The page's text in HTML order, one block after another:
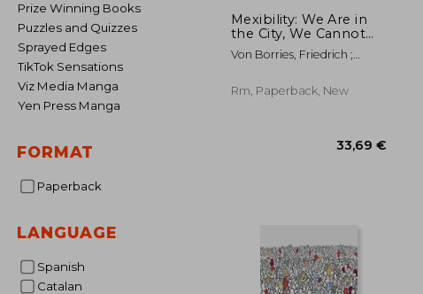
Prize Winning Books
Puzzles and Quizzes
Sprayed Edges
TikTok Sensations
Viz Media Manga
Yen Press Manga
FORMAT
Paperback
LANGUAGE
Spanish
Catalan
Mexibility: We Are in
the City, We Cannot
Leave
Von Borries, Friedrich ;
Rm, Paperback, New